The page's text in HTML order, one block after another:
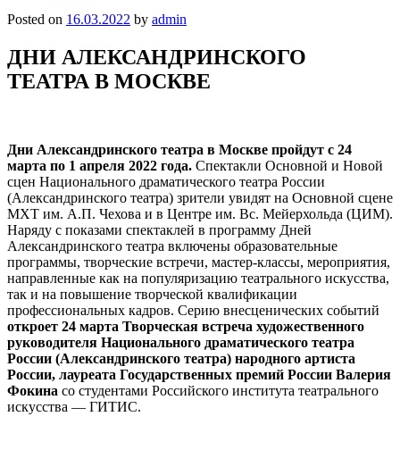
Posted on 16.03.2022 by admin
ДНИ АЛЕКСАНДРИНСКОГО
ТЕАТРА В МОСКВЕ
Дни Александринского театра в Москве пройдут с 24
марта по 1 апреля 2022 года. Спектакли Основной и Новой
сцен Национального драматического театра России
(Александринского театра) зрители увидят на Основной сцене
МХТ им. А.П. Чехова и в Центре им. Вс. Мейерхольда (ЦИМ).
Наряду с показами спектаклей в программу Дней
Александринского театра включены образовательные
программы, творческие встречи, мастер-классы, мероприятия,
направленные как на популяризацию театрального искусства,
так и на повышение творческой квалификации
профессиональных кадров. Серию внесценических событий
откроет 24 марта Творческая встреча художественного
руководителя Национального драматического театра
России (Александринского театра) народного артиста
России, лауреата Государственных премий России Валерия
Фокина со студентами Российского института театрального
искусства — ГИТИС.